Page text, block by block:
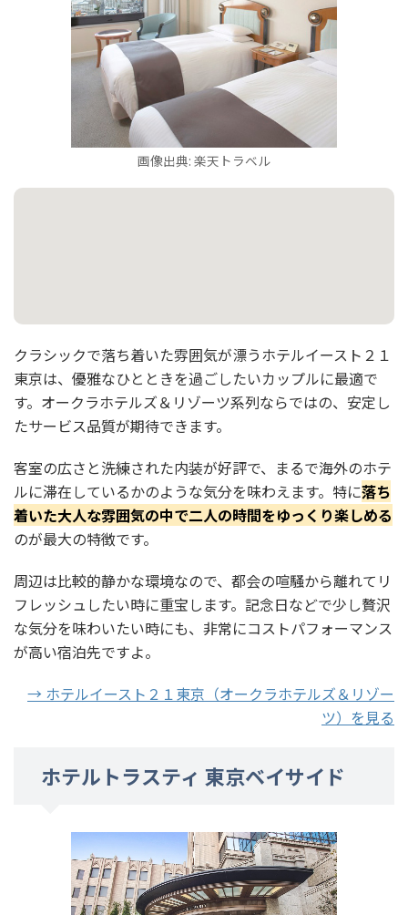
画像出典: 楽天トラベル
クラシックで落ち着いた雰囲気が漂うホテルイースト２１
東京は、優雅なひとときを過ごしたいカップルに最適で
す。オークラホテルズ＆リゾーツ系列ならではの、安定し
たサービス品質が期待できます。
客室の広さと洗練された内装が好評で、まるで海外のホテ
ルに滞在しているかのような気分を味わえます。特に落ち
着いた大人な雰囲気の中で二人の時間をゆっくり楽しめる
のが最大の特徴です。
周辺は比較的静かな環境なので、都会の喧騒から離れてリ
フレッシュしたい時に重宝します。記念日などで少し贅沢
な気分を味わいたい時にも、非常にコストパフォーマンス
が高い宿泊先ですよ。
→ ホテルイースト２１東京（オークラホテルズ＆リゾー
ツ）を見る
ホテルトラスティ 東京ベイサイド